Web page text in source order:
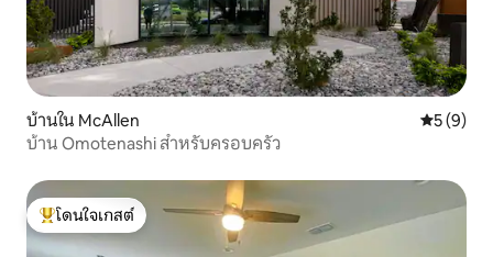
บ้านใน McAllen คะแนนเฉ
5 (9)
บ้าน Omotenashi สำหรับครอบครัว
โดนใจเกสต์ที่สุด
โดนใจเกสต์